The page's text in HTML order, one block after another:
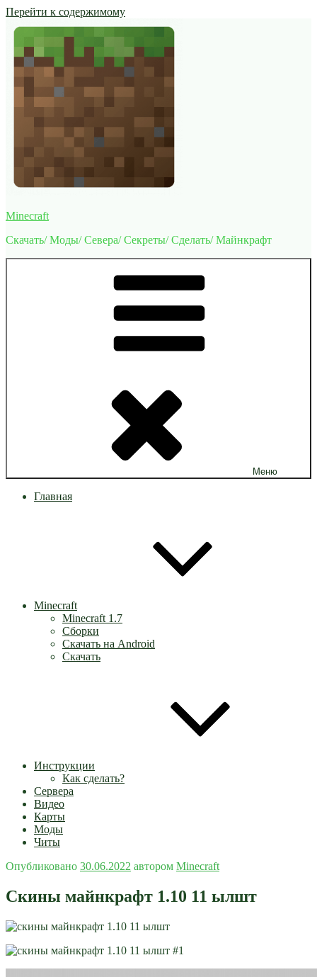
Перейти к содержимому
Minecraft
Скачать/ Моды/ Севера/ Секреты/ Сделать/ Майнкрафт
Меню
Главная
Minecraft
Minecraft 1.7
Сборки
Скачать на Android
Скачать
Инструкции
Как сделать?
Сервера
Видео
Карты
Моды
Читы
Опубликовано 30.06.2022 автором Minecraft
Скины майнкрафт 1.10 11 ылшт